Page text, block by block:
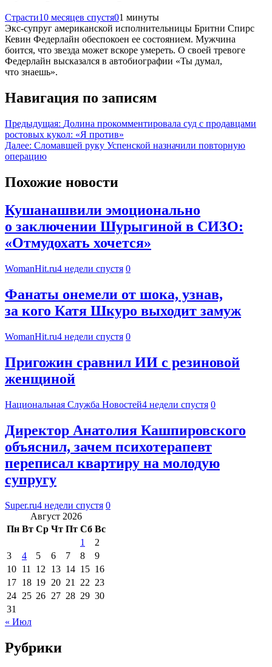
Страсти10 месяцев спустя01 минуты
Экс-супруг американской исполнительницы Бритни Спирс
Кевин Федерлайн обеспокоен ее состоянием. Мужчина
боится, что звезда может вскоре умереть. О своей тревоге
Федерлайн высказался в автобиографии «Ты думал,
что знаешь».
Навигация по записям
Предыдущая: Долина прокомментировала суд с продавцами
ростовых кукол: «Я против»
Далее: Сломавшей руку Успенской назначили повторную
операцию
Похожие новости
Кушанашвили эмоционально
о заключении Шурыгиной в СИЗО:
«Отмудохать хочется»
WomanHit.ru4 недели спустя 0
Фанаты онемели от шока, узнав,
за кого Катя Шкуро выходит замуж
WomanHit.ru4 недели спустя 0
Пригожин сравнил ИИ с резиновой
женщиной
Национальная Служба Новостей4 недели спустя 0
Директор Анатолия Кашпировского
объяснил, зачем психотерапевт
переписал квартиру на молодую
супругу
Super.ru4 недели спустя 0
Август 2026
Пн Вт Ср Чт Пт Сб Вс
1
2
3
4 5 6 7 8
9
10 11 12 13 14 15 16
17 18 19 20 21 22 23
24 25 26 27 28 29 30
31
« Июл
Рубрики